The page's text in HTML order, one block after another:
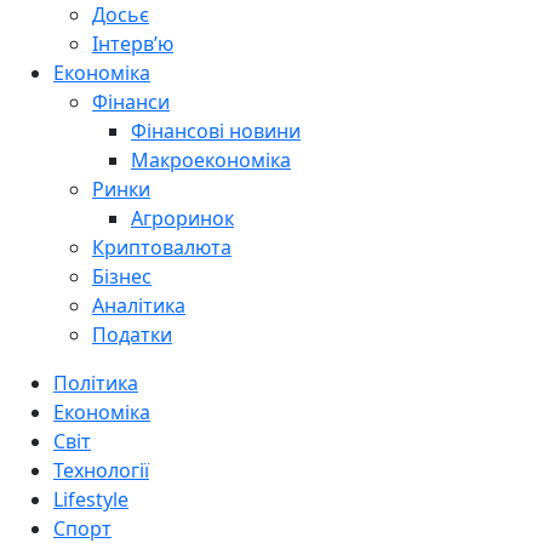
Досьє
Інтерв’ю
Економіка
Фінанси
Фінансові новини
Макроекономіка
Ринки
Агроринок
Криптовалюта
Бізнес
Аналітика
Податки
Політика
Економіка
Світ
Технології
Lifestyle
Спорт